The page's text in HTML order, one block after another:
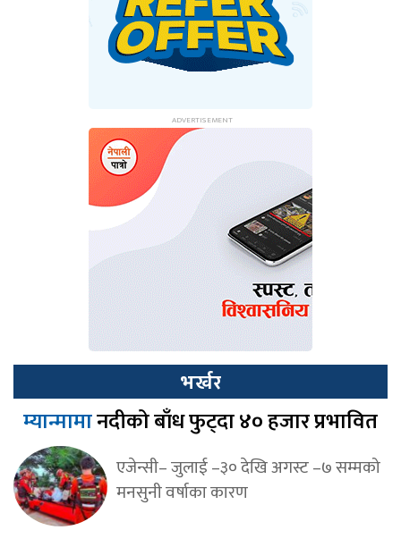
भर्खर
म्यान्मामानदीको बाँध फुट्दा ४० हजार प्रभावित
एजेन्सी– जुलाई –३० देखि अगस्ट –७ सम्मको
मनसुनी वर्षाका कारण